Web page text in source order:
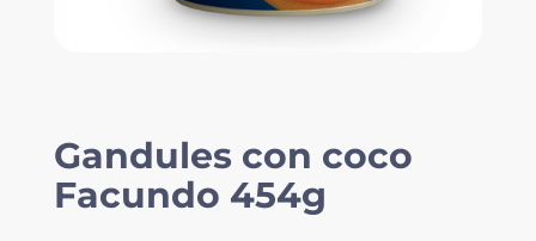
Gandules con coco
Facundo 454g